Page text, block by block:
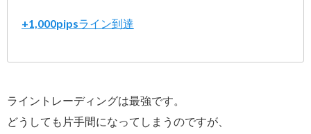
+1,000pipsライン到達
ライントレーディングは最強です。
どうしても片手間になってしまうのですが、